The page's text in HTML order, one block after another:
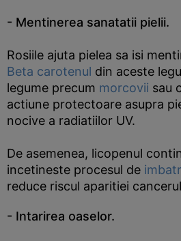
- Mentinerea sanatatii pielii.
Rosiile ajuta pielea sa isi
Beta carotenul din aceste
legume precum morcovii sau
actiune protectoare asupra
nocive a radiatiilor UV.
De asemenea, licopenul
incetineste procesul de
reduce riscul aparitiei
- Intarirea oaselor.